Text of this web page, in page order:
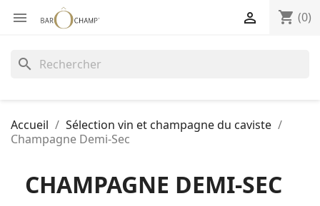
 shopping_cart (0)

search
Accueil
Sélection vin et champagne du caviste
Champagne Demi-Sec
CHAMPAGNE DEMI-SEC